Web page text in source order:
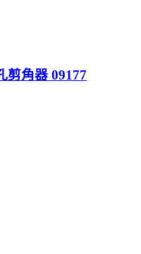
剪角器 09177